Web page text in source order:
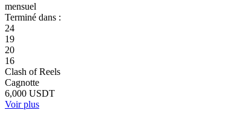
mensuel
Terminé dans :
24
19
20
16
Clash of Reels
Cagnotte
6,000 USDT
Voir plus